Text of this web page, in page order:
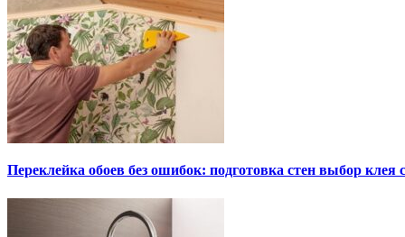
Переклейка обоев без ошибок: подготовка стен выбор клея